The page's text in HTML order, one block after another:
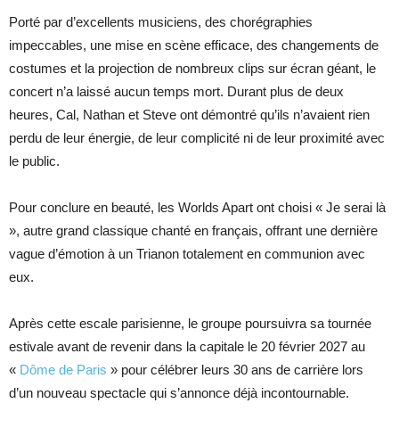
Porté par d’excellents musiciens, des chorégraphies
impeccables, une mise en scène efficace, des changements de
costumes et la projection de nombreux clips sur écran géant, le
concert n’a laissé aucun temps mort. Durant plus de deux
heures, Cal, Nathan et Steve ont démontré qu’ils n’avaient rien
perdu de leur énergie, de leur complicité ni de leur proximité avec
le public.
Pour conclure en beauté, les Worlds Apart ont choisi « Je serai là
», autre grand classique chanté en français, offrant une dernière
vague d’émotion à un Trianon totalement en communion avec
eux.
Après cette escale parisienne, le groupe poursuivra sa tournée
estivale avant de revenir dans la capitale le 20 février 2027 au
« Dôme de Paris » pour célébrer leurs 30 ans de carrière lors
d’un nouveau spectacle qui s’annonce déjà incontournable.